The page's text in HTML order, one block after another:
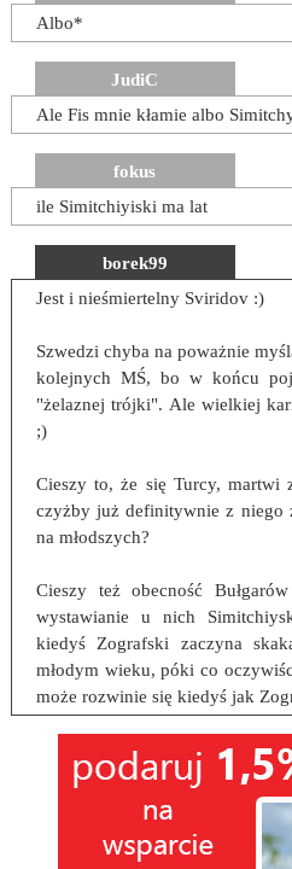
Albo*
JudiC
Ale Fis mnie kłamie albo
fokus
ile Simitchiyiski ma lat
borek99
Jest i nieśmiertelny Sviridov :)
Szwedzi chyba na poważnie
kolejnych MŚ, bo w końcu
"żelaznej trójki". Ale wielkiej
;)
Cieszy to, że się Turcy,
czyżby już definitywnie z niego
na młodszych?
Cieszy też obecność
wystawianie u nich
kiedyś Zografski zaczyna
młodym wieku, póki co
może rozwinie się kiedyś jak